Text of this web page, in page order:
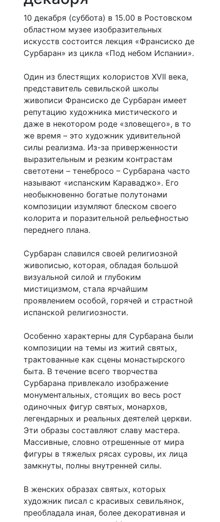
10 декабря (суббота) в 15.00 в Ростовском
областном музее изобразительных
искусств состоится лекция «Франсиско де
Сурбаран» из цикла «Под небом Испании».
Один из блестящих колористов XVII века,
представитель севильской школы
живописи Франсиско де Сурбаран имеет
репутацию художника мистического и
даже в некотором роде «зловещего», в то
же время – это художник удивительной
силы реализма. Из-за приверженности
выразительным и резким контрастам
светотени – тенебросо – Сурбарана часто
называют «испанским Караваджо». Его
необыкновенно богатые полутонами
композиции изумляют блеском своего
колорита и поразительной рельефностью
переднего плана.
Сурбаран славился своей религиозной
живописью, которая, обладая большой
визуальной силой и глубоким
мистицизмом, стала ярчайшим
проявлением особой, горячей и страстной
испанской религиозности.
Особенно характерны для Сурбарана были
композиции на темы из житий святых,
трактованные как сцены монастырского
быта. В течение всего творчества
Сурбарана привлекало изображение
монументальных, стоящих во весь рост
одиночных фигур святых, монархов,
легендарных и реальных деятелей церкви.
Эти образы составляют славу мастера.
Массивные, словно отрешенные от мира
фигуры в тяжелых рясах суровы, их лица
замкнуты, полны внутренней силы.
В женских образах святых, которых
художник писал с красивых севильянок,
преобладала иная, более декоративная и